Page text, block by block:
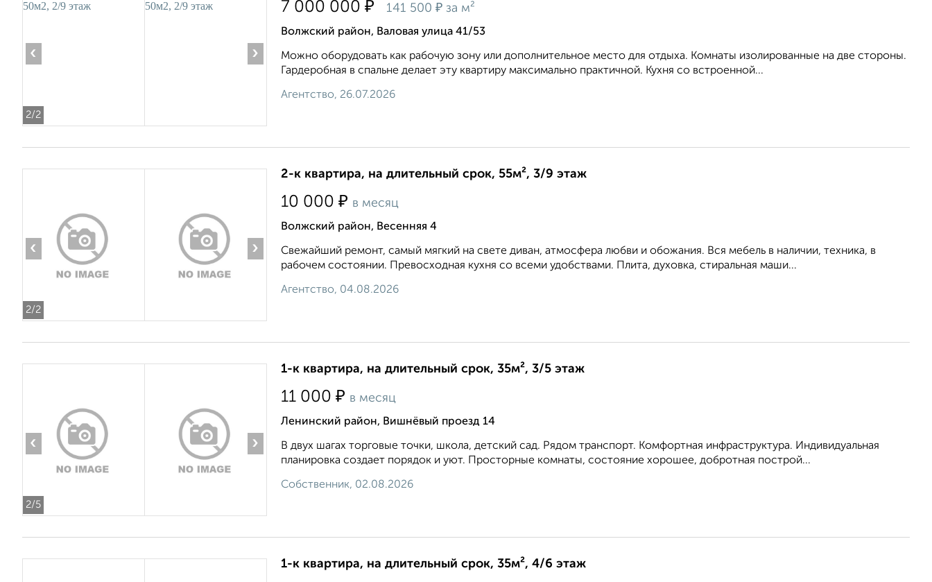
2/2
‹ ›
7 000 000 ₽ 141 500 ₽ за м²
Волжский район, Валовая улица 41/53
Можно оборудовать как рабочую зону или дополнительное место для отдыха. Комнаты изолированные на две стороны.
Гардеробная в спальне делает эту квартиру максимально практичной. Кухня со встроенной...
Агентство, 26.07.2026
2/2
‹ ›
2-к квартира, на длительный срок, 55м², 3/9 этаж
10 000 ₽ в месяц
Волжский район, Весенняя 4
Свежайший ремонт, самый мягкий на свете диван, атмосфера любви и обожания. Вся мебель в наличии, техника, в
рабочем состоянии. Превосходная кухня со всеми удобствами. Плита, духовка, стиральная маши...
Агентство, 04.08.2026
2/5
‹ ›
1-к квартира, на длительный срок, 35м², 3/5 этаж
11 000 ₽ в месяц
Ленинский район, Вишнёвый проезд 14
В двух шагах торговые точки, школа, детский сад. Рядом транспорт. Комфортная инфраструктура. Индивидуальная
планировка создает порядок и уют. Просторные комнаты, состояние хорошее, добротная построй...
Собственник, 02.08.2026
1-к квартира, на длительный срок, 35м², 4/6 этаж